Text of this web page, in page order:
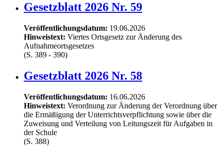
Gesetzblatt 2026 Nr. 59
Veröffentlichungsdatum: 19.06.2026
Hinweistext: Viertes Ortsgesetz zur Änderung des
Aufnahmeortsgesetzes
(S. 389 - 390)
Gesetzblatt 2026 Nr. 58
Veröffentlichungsdatum: 16.06.2026
Hinweistext: Verordnung zur Änderung der Verordnung über
die Ermäßigung der Unterrichtsverpflichtung sowie über die
Zuweisung und Verteilung von Leitungszeit für Aufgaben in
der Schule
(S. 388)